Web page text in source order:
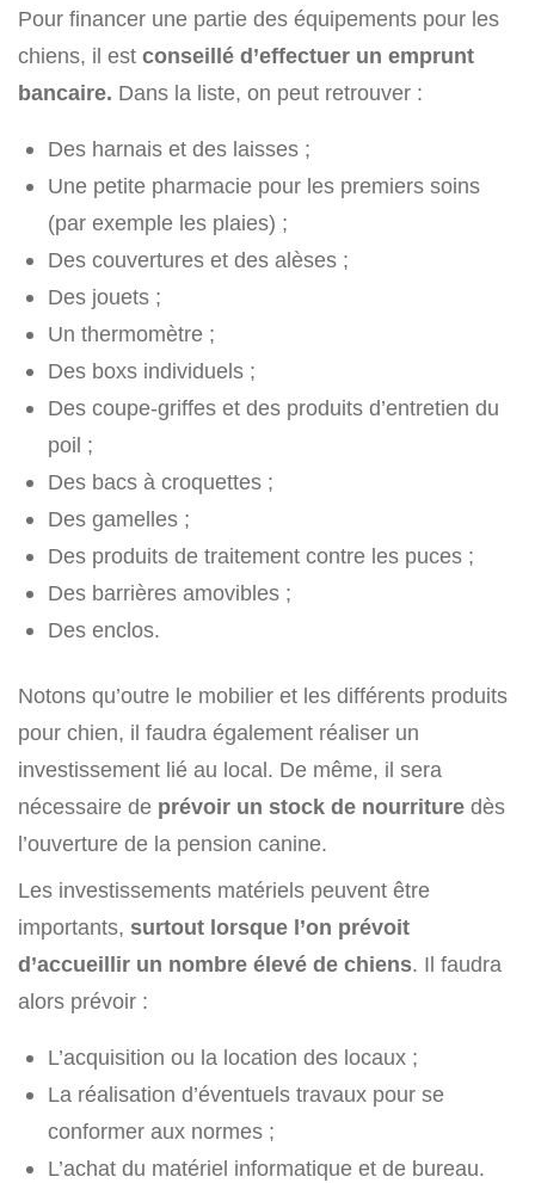
Pour financer une partie des équipements pour les
chiens, il est conseillé d’effectuer un emprunt
bancaire. Dans la liste, on peut retrouver :
Des harnais et des laisses ;
Une petite pharmacie pour les premiers soins
(par exemple les plaies) ;
Des couvertures et des alèses ;
Des jouets ;
Un thermomètre ;
Des boxs individuels ;
Des coupe-griffes et des produits d’entretien du
poil ;
Des bacs à croquettes ;
Des gamelles ;
Des produits de traitement contre les puces ;
Des barrières amovibles ;
Des enclos.
Notons qu’outre le mobilier et les différents produits
pour chien, il faudra également réaliser un
investissement lié au local. De même, il sera
nécessaire de prévoir un stock de nourriture dès
l’ouverture de la pension canine.
Les investissements matériels peuvent être
importants, surtout lorsque l’on prévoit
d’accueillir un nombre élevé de chiens. Il faudra
alors prévoir :
L’acquisition ou la location des locaux ;
La réalisation d’éventuels travaux pour se
conformer aux normes ;
L’achat du matériel informatique et de bureau.